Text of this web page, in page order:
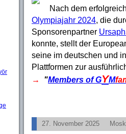
Nach dem
Olympiajahr 2024 , die
Sponsorenpartner
konnte, stellt der
seine im deutschen und
Plattformen zur
→
"Members ofGYM
27. November 2025